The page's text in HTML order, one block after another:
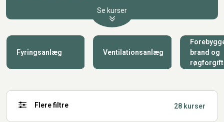
Se kurser
Fyringsanlæg Ventilationsanlæg
brand og
Flere filtre 28 kurser